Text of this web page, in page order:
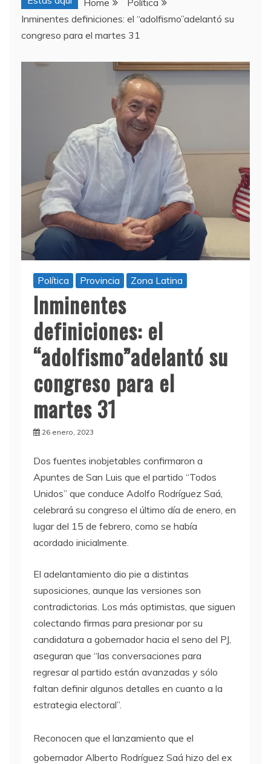
Home
Política
Inminentes definiciones: el “adolfismo”adelantó su
congreso para el martes 31
Política Provincia Zona Latina
Inminentes
definiciones: el
“adolfismo”adelantó su
congreso para el
martes 31
26 enero, 2023
Dos fuentes inobjetables confirmaron a
Apuntes de San Luis que el partido “Todos
Unidos” que conduce Adolfo Rodríguez Saá,
celebrará su congreso el último día de enero, en
lugar del 15 de febrero, como se había
acordado inicialmente.
El adelantamiento dio pie a distintas
suposiciones, aunque las versiones son
contradictorias. Los más optimistas, que siguen
colectando firmas para presionar por su
candidatura a gobernador hacia el seno del PJ,
aseguran que “las conversaciones para
regresar al partido están avanzadas y sólo
faltan definir algunos detalles en cuanto a la
estrategia electoral”.
Reconocen que el lanzamiento que el
gobernador Alberto Rodríguez Saá hizo del ex